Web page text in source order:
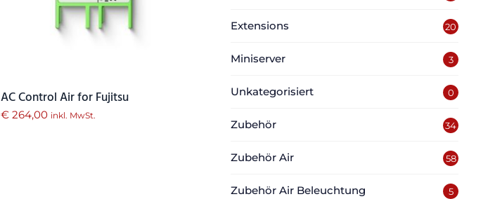
AC Control Air for Fujitsu
€264,00 inkl. MwSt.
Extensions 20
Miniserver 3
Unkategorisiert 0
Zubehör 34
Zubehör Air 58
Zubehör Air Beleuchtung 5